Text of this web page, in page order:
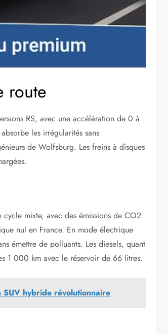
route
RS, avec une accélération de 0 à
les irrégularités sans
de Wolfsburg. Les freins à disques
mixte, avec des émissions de CO2
nul en France. En mode électrique
émettre de polluants. Les diesels, quant
1 000 km avec le réservoir de 66 litres.
hybride révolutionnaire